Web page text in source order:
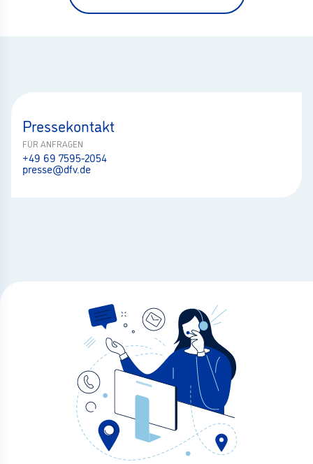
Pressekontakt
FÜR ANFRAGEN
+49 69 7595-2054
presse@dfv.de